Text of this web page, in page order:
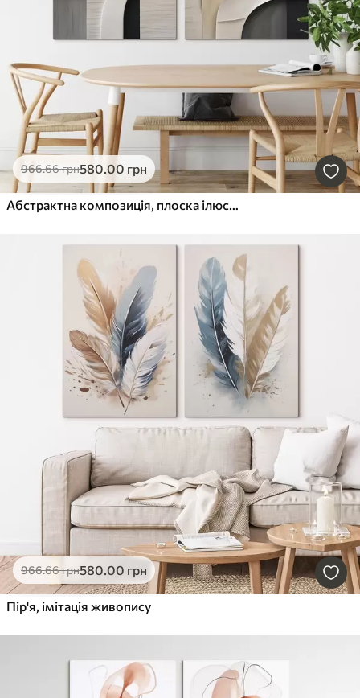
966.66грн580.00 грн
Абстрактна композиція, плоска ілюстрація
966.66грн580.00 грн
Пір'я, імітація живопису